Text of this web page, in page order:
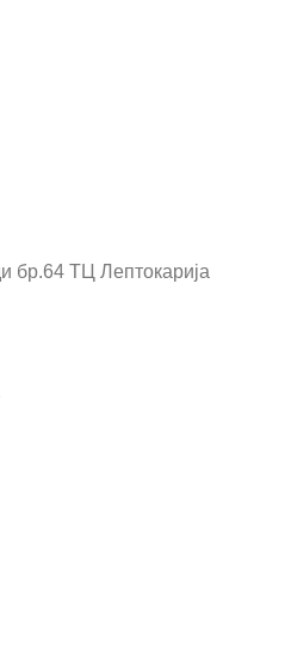
бр.64 ТЦ Лептокарија